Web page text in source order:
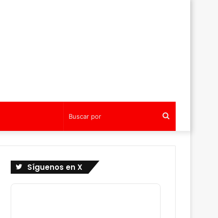
por
Síguenos en X